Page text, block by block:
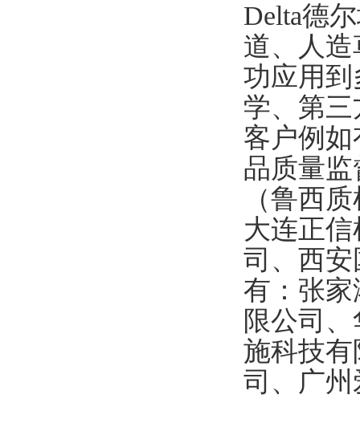
Delta德
道、人
功应用
学、第
客户例
品质量
（鲁西
大连正
司、西
有：张
限公司
施科技
司、广